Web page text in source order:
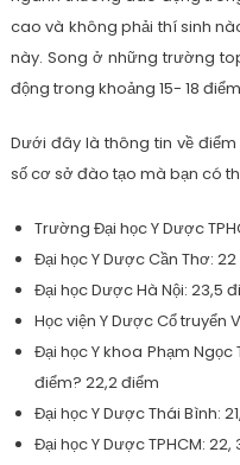
cao và không phải thí sinh
này. Song ở những trường
động trong khoảng 15- 18
Dưới đây là thông tin về
số cơ sở đào tạo mà bạn có
Trường Đại học Y Dược
Đại học Y Dược Cần Thơ:
Đại học Dược Hà Nội: 23,5
Học viện Y Dược Cổ truyển
Đại học Y khoa Phạm
điểm? 22,2 điểm
Đại học Y Dược Thái Bình:
Đại học Y Dược TPHCM: 22,